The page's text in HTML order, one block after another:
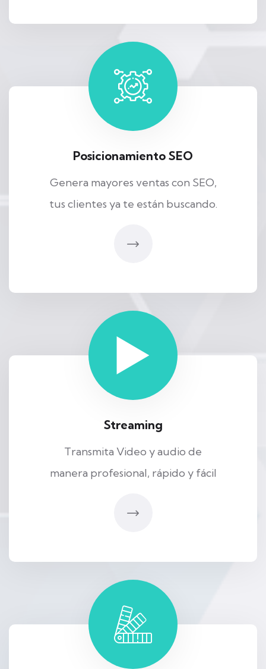
Posicionamiento SEO
Genera mayores ventas con SEO,
tus clientes ya te están buscando.
Streaming
Transmita Video y audio de
manera profesional, rápido y fácil